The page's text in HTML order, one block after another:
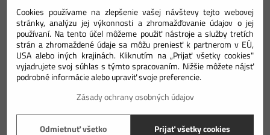
Angyalova 461/75
967 01 Kremnica
SLOVAKIA
Mobil: +421 911 633 688
e-mail: weiss(@)numizmatik.eu
©2026Copyright
Predvoľby súkromia
Zásady ochrany osobných údajov
Cookies používame na zlepšenie vašej návštevy tejto webovej
stránky, analýzu jej výkonnosti a zhromažďovanie údajov o jej
používaní. Na tento účel môžeme použiť nástroje a služby tretích
strán a zhromaždené údaje sa môžu preniesť k partnerom v EÚ,
USA alebo iných krajinách. Kliknutím na „Prijať všetky cookies"
vyjadrujete svoj súhlas s týmto spracovaním. Nižšie môžete nájsť
podrobné informácie alebo upraviť svoje preferencie.
Zásady ochrany osobných údajov
Prijať všetky cookies
Odmietnuť všetko